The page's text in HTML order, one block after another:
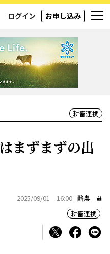
ログイン お申し込み
耕畜連携
まずまずの出
2025/09/01 16:00 酪農
耕畜連携